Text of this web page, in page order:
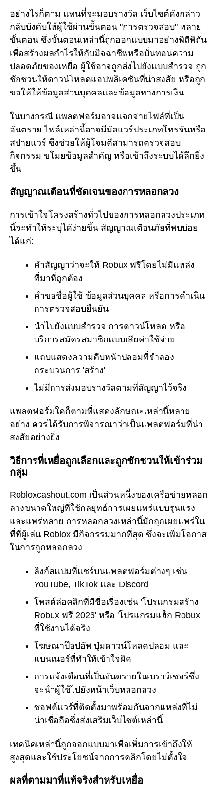
อย่างไรก็ตาม แทนที่จะมอบรางวัล เว็บไซต์ดังกล่าว
กลับบังคับให้ผู้ใช้ผ่านขั้นตอน "การตรวจสอบ" หลาย
ขั้นตอน ซึ่งขั้นตอนเหล่านี้ถูกออกแบบมาอย่างพิถีพิถัน
เพื่อสร้างผลกำไรให้กับมิจฉาชีพหรือบั่นทอนความ
ปลอดภัยของเหยื่อ ผู้ใช้อาจถูกส่งไปยังแบบสำรวจ ถูก
ชักชวนให้ดาวน์โหลดแอปพลิเคชันที่น่าสงสัย หรือถูก
ขอให้ให้ข้อมูลส่วนบุคคลและข้อมูลทางการเงิน
ในบางกรณี แพลตฟอร์มอาจแจกจ่ายไฟล์ที่เป็น
อันตราย ไฟล์เหล่านี้อาจมีมัลแวร์ประเภทโทรจันหรือ
สปายแวร์ ซึ่งช่วยให้ผู้โจมตีสามารถตรวจสอบ
กิจกรรม ขโมยข้อมูลสำคัญ หรือเข้าถึงระบบได้ลึกยิ่ง
ขึ้น
สัญญาณเตือนที่ชัดเจนของการหลอกลวง
การเข้าใจโครงสร้างทั่วไปของการหลอกลวงประเภท
นี้จะทำให้ระบุได้ง่ายขึ้น สัญญาณเตือนภัยที่พบบ่อย
ได้แก่:
คำสัญญาว่าจะให้ Robux ฟรีโดยไม่มีแหล่ง
ที่มาที่ถูกต้อง
คำขอชื่อผู้ใช้ ข้อมูลส่วนบุคคล หรือการดำเนิน
การตรวจสอบยืนยัน
นำไปยังแบบสำรวจ การดาวน์โหลด หรือ
บริการสมัครสมาชิกแบบเสียค่าใช้จ่าย
แถบแสดงความคืบหน้าปลอมที่จำลอง
กระบวนการ 'สร้าง'
ไม่มีการส่งมอบรางวัลตามที่สัญญาไว้จริง
แพลตฟอร์มใดก็ตามที่แสดงลักษณะเหล่านี้หลาย
อย่าง ควรได้รับการพิจารณาว่าเป็นแพลตฟอร์มที่น่า
สงสัยอย่างยิ่ง
วิธีการที่เหยื่อถูกเลือกและถูกชักชวนให้เข้าร่วม
กลุ่ม
Robloxcashout.com เป็นส่วนหนึ่งของเครือข่ายหลอก
ลวงขนาดใหญ่ที่ใช้กลยุทธ์การเผยแพร่แบบรุนแรง
และแพร่หลาย การหลอกลวงเหล่านี้มักถูกเผยแพร่ใน
ที่ที่ผู้เล่น Roblox มีกิจกรรมมากที่สุด ซึ่งจะเพิ่มโอกาส
ในการถูกหลอกลวง
ลิงก์สแปมที่แชร์บนแพลตฟอร์มต่างๆ เช่น
YouTube, TikTok และ Discord
โพสต์ล่อคลิกที่มีชื่อเรื่องเช่น 'โปรแกรมสร้าง
Robux ฟรี 2026' หรือ 'โปรแกรมแฮ็ก Robux
ที่ใช้งานได้จริง'
โฆษณาป๊อปอัพ ปุ่มดาวน์โหลดปลอม และ
แบนเนอร์ที่ทำให้เข้าใจผิด
การแจ้งเตือนที่เป็นอันตรายในเบราว์เซอร์ซึ่ง
จะนำผู้ใช้ไปยังหน้าเว็บหลอกลวง
ซอฟต์แวร์ที่ติดตั้งมาพร้อมกันจากแหล่งที่ไม่
น่าเชื่อถือซึ่งส่งเสริมเว็บไซต์เหล่านี้
เทคนิคเหล่านี้ถูกออกแบบมาเพื่อเพิ่มการเข้าถึงให้
สูงสุดและใช้ประโยชน์จากการคลิกโดยไม่ตั้งใจ
ผลที่ตามมาที่แท้จริงสำหรับเหยื่อ